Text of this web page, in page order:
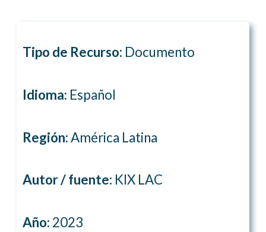
Tipo de Recurso: Documento
Idioma: Español
Región:América Latina
Autor / fuente: KIX LAC
Año: 2023